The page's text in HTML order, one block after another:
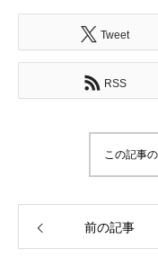
Tweet
RSS
この記事
前の記事